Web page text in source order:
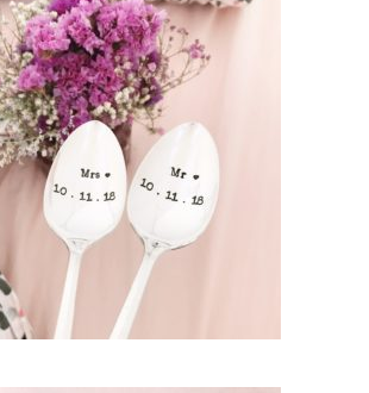
« MARIAGE » DE DEUX PETITES
GRAVÉES VINTAGE
PERSONNALISÉES
€
AJOUTER AU PANIER